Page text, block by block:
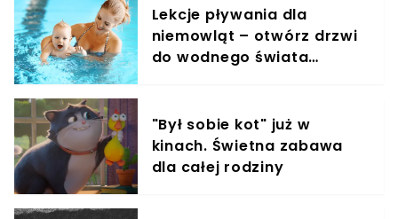
Lekcje pływania dla
niemowląt – otwórz drzwi
do wodnego świata
"Był sobie kot" już w
kinach. Świetna zabawa
dla całej rodziny